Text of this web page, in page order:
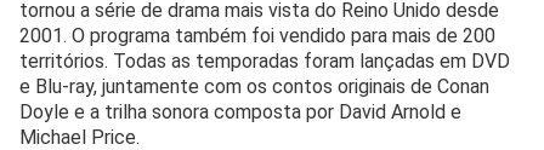
tornou a série de drama mais vista do Reino Unido desde
2001. O programa também foi vendido para mais de 200
territórios. Todas as temporadas foram lançadas em DVD
e Blu-ray, juntamente com os contos originais de Conan
Doyle e a trilha sonora composta por David Arnold e
Michael Price.